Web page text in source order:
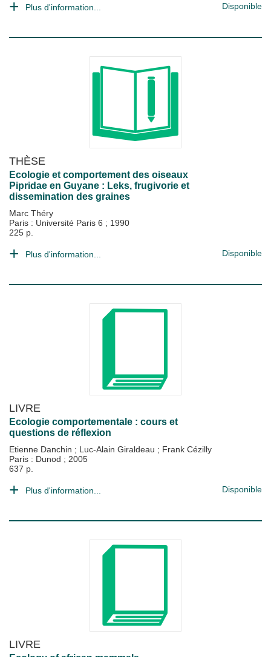
Plus d'information... Disponible
THÈSE
Ecologie et comportement des oiseaux
Pipridae en Guyane : Leks, frugivorie et
dissemination des graines
Marc Théry
Paris : Université Paris 6 ; 1990
225 p.
Plus d'information... Disponible
LIVRE
Ecologie comportementale : cours et
questions de réflexion
Etienne Danchin ; Luc-Alain Giraldeau ; Frank Cézilly
Paris : Dunod ; 2005
637 p.
Plus d'information... Disponible
LIVRE